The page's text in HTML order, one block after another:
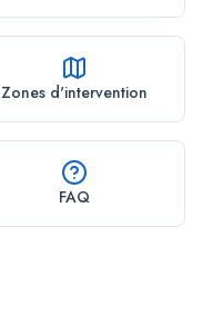
Zones d'intervention
FAQ